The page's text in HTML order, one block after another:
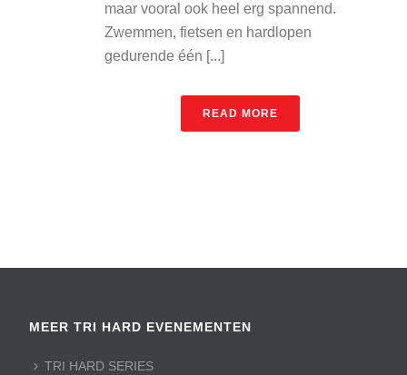
maar vooral ook heel erg spannend.
Zwemmen, fietsen en hardlopen
gedurende één [...]
READ MORE
MEER TRI HARD EVENEMENTEN
TRI HARD SERIES